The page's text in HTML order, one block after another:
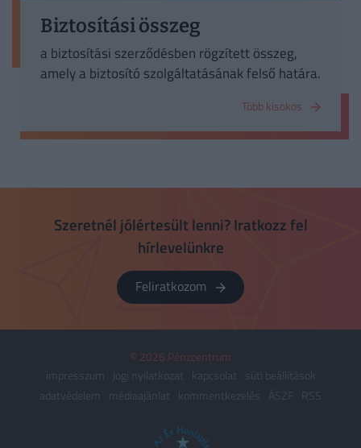
Biztosítási összeg
a biztosítási szerződésben rögzített összeg,
amely a biztosító szolgáltatásának felső határa.
Több kisokos
Szeretnél jólértesült lenni? Iratkozz fel
hírlevelünkre
Feliratkozom
© 2026 Pénzcentrum
impresszum
jogi nyilatkozat kapcsolat
süti beállítások
adatvédelem
médiaajánlat kommentkezelés ÁSZF RSS